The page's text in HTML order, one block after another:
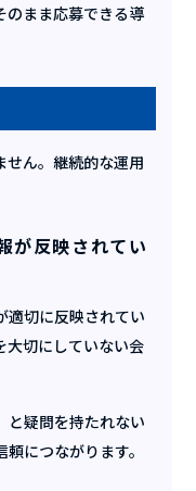
のまま応募できる導
せん。継続的な運用
が反映されてい
適切に反映されてい
大切にしていない会
と疑問を持たれない
につながります。